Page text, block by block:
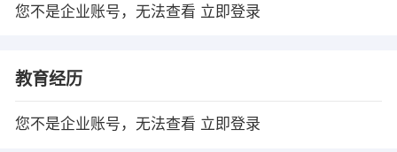
您不是企业账号，无法查看 立即登录
教育经历
您不是企业账号，无法查看 立即登录